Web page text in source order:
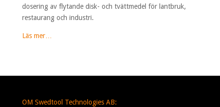
dosering av flytande disk- och tvättmedel för lantbruk,
restaurang och industri.
Läs mer…
OM Swedtool Technologies AB: